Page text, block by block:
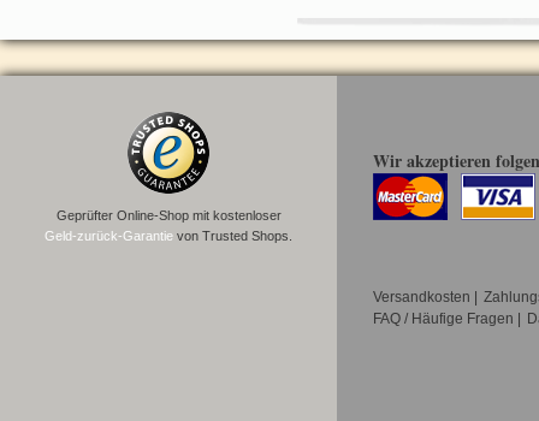
Geprüfter Online-Shop mit kostenloser
Geld-zurück-Garantie von Trusted Shops.
Wir akzeptieren
Versandkosten
FAQ / Häufige Fragen